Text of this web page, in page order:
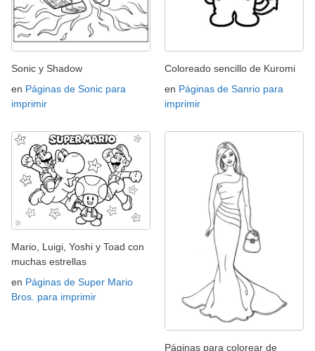
Sonic y Shadow
en Páginas de Sonic para
imprimir
Coloreado sencillo de Kuromi
en Páginas de Sanrio para
imprimir
Mario, Luigi, Yoshi y Toad con
muchas estrellas
en Páginas de Super Mario
Bros. para imprimir
Páginas para colorear de